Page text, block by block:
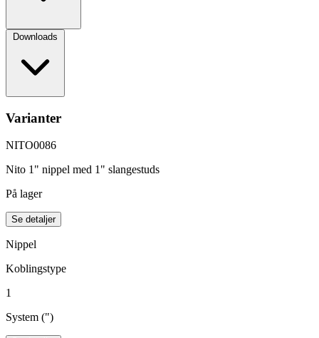
Downloads
Varianter
NITO0086
Nito 1" nippel med 1" slangestuds
På lager
Se detaljer
Nippel
Koblingstype
1
System (")